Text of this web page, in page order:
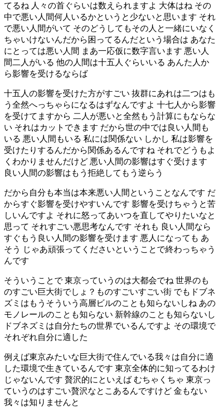
てるね 人々の首ぐらいは数えられますよ 大体はね その
中で悪い人間何人いるかというと少ないと思います それ
で悪い人間がいて そのどうしてもその人と一緒にいなく
ちゃいけないんだから困ってるんだという場合は あなた
にとっては悪い人間 まあ一応仮に数字言います 悪い人
間二人がいる 他の人間は十五人ぐらいいる あんた人か
ら影響を受けるならば
十五人の影響を受けた方がすごい 抜群にあれは二つはも
う全然へっちゃらになるはずなんですよ 十七人から影響
を受けてますから 二人が悪いと全然もう計算にもならな
い それはカットできます だから世の中では良い人間も
いる 悪い人間もいる 私には関係ない しかし 私は影響を
受けたりするんだから関係あるんですね それでどうもよ
くわかりませんだけど 悪い人間の影響はすぐ受けます
良い人間の影響はもう拒絶してもう逆らう
だから自分も本当は本来悪い人間ということなんです だ
からすぐ影響を受けやすいんです 影響を受けちゃうと苦
しいんですよ それに怒ってあいつを直してやりたいなと
思って それすごい悪思考なんです それも 良い人間なら
すぐもう良い人間の影響を受けます 悪人になっても あ
そう じゃあ頑張ってくださいということで終わっちゃう
んです
そういうことで 東京っていうのは大都会でね 世界のも
のすごい巨大街でしょ？ものすごいすごい街 でもドブネ
ズミはもうそういう高層ビルのことも知らないしね あの
モノレールのことも知らない 新幹線のことも知らないし
ドブネズミは自分たちの世界でいるんですよ その環境で
それぞれ自分に適した
例えば東京みたいな巨大街で住んでいる我々は自分に適
した環境で生きているんです 東京全体的に知ってるわけ
じゃないんです 贅沢的にといえば むちゃくちゃ 東京っ
ていうのはすごい贅沢なとこあるんですけど 金もない
我々は知りませんと